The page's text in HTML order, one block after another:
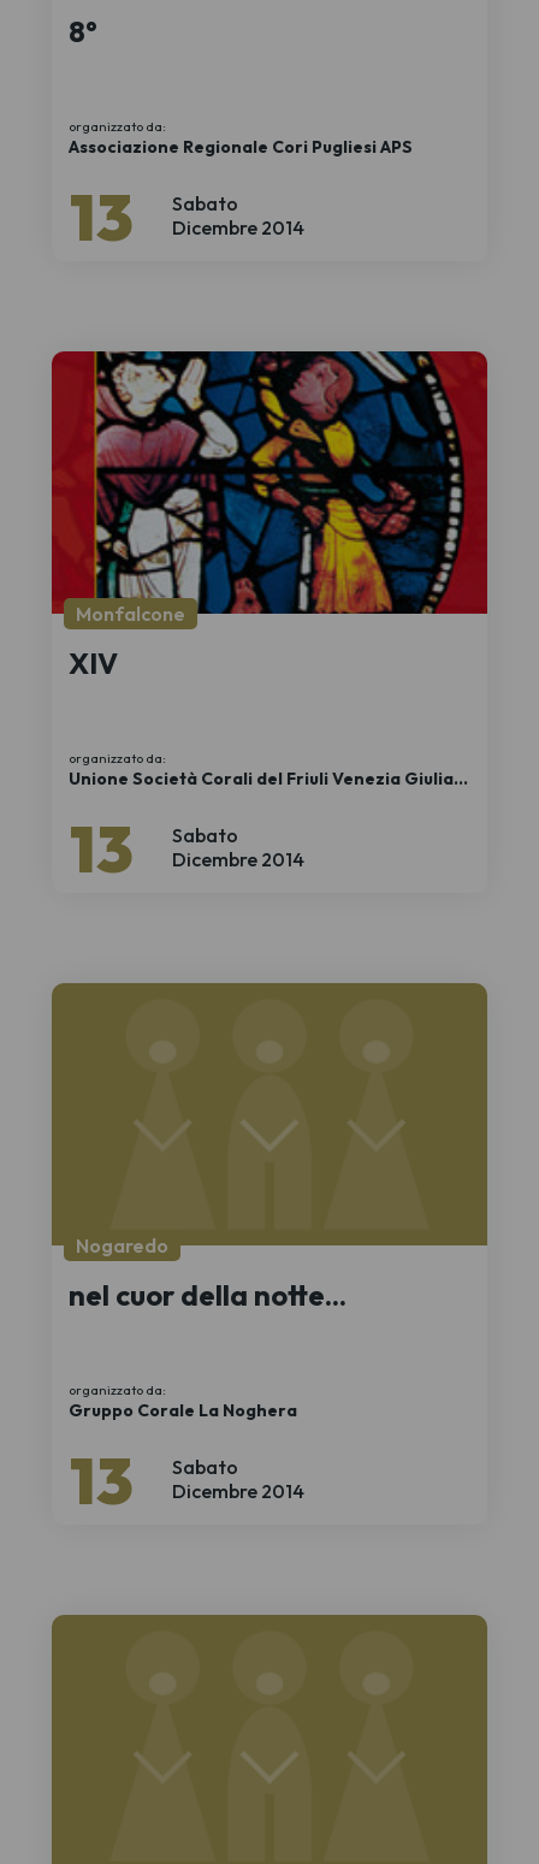
Sabato
13 Dicembre 2014
8°
organizzato da:
Associazione Regionale Cori Pugliesi APS
Sabato
13 Dicembre 2014
Monfalcone
XIV
organizzato da:
Unione Società Corali del Friuli Venezia Giulia
Sabato
13 Dicembre 2014
Nogaredo
nel cuor della notte...
organizzato da:
Gruppo Corale La Noghera